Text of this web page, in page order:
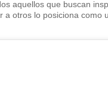
aquellos que buscan
otros lo posiciona como